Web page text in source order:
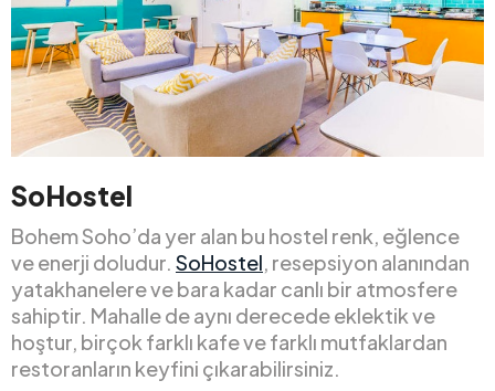
SoHostel
Bohem Soho’da yer alan bu hostel renk, eğlence
ve enerji doludur. SoHostel, resepsiyon alanından
yatakhanelere ve bara kadar canlı bir atmosfere
sahiptir. Mahalle de aynı derecede eklektik ve
hoştur, birçok farklı kafe ve farklı mutfaklardan
restoranların keyfini çıkarabilirsiniz.